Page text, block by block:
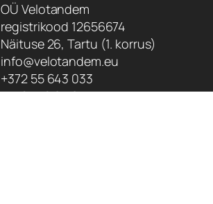
OÜ Velotandem
registrikood 12656674
Näituse 26, Tartu (1. korrus)
info@velotandem.eu
+372 55 643 033
+372 740 6116